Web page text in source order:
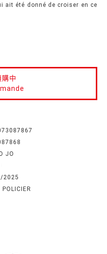
ait été donné de croiser en ce
購中
JO
2025
POLICIER